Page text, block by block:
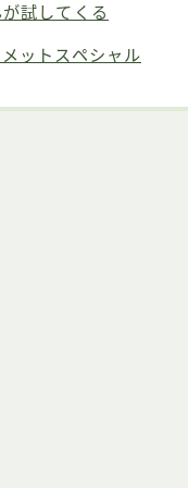
試してくる
ットスペシャル